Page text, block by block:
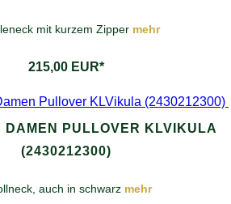
mit kurzem Zipper mehr
215,00 EUR*
DAMEN PULLOVER KLVIKULA
(2430212300)
auch in schwarz mehr